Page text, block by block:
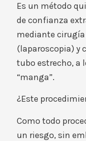
Es un método
de confianza
mediante
(laparoscopia) y
tubo estrecho, a
“manga”.
¿Este
Como todo
un riesgo, sin